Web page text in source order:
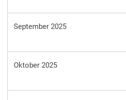
September 2025
Oktober 2025